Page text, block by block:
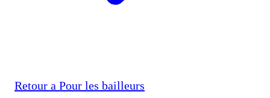
Retour a Pour les bailleurs